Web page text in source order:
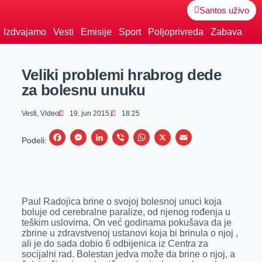
Santos uživo
Izdvajamo Vesti Emisije Sport Poljoprivreda Zabava
Veliki problemi hrabrog dede
za bolesnu unuku
Vesti, Video 19. jun 2015. 18:25
Podeli:
F
b
o
o
k
M
e
n
g
e
L
e
d
I
n
V
r
W
s
A
p
p
X
E
l
Paul Radojica brine o svojoj bolesnoj unuci koja
boluje od cerebralne paralize, od njenog rođenja u
teškim uslovima. On već godinama pokušava da je
zbrine u zdravstvenoj ustanovi koja bi brinula o njoj ,
ali je do sada dobio 6 odbijenica iz Centra za
socijalni rad. Bolestan jedva može da brine o njoj, a